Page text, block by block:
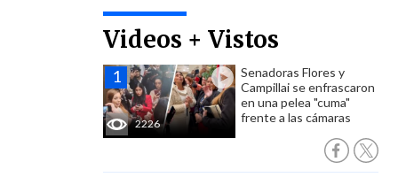
Videos + Vistos
2226
Senadoras Flores y
Campillai se enfrascaron
en una pelea "cuma"
frente a las cámaras